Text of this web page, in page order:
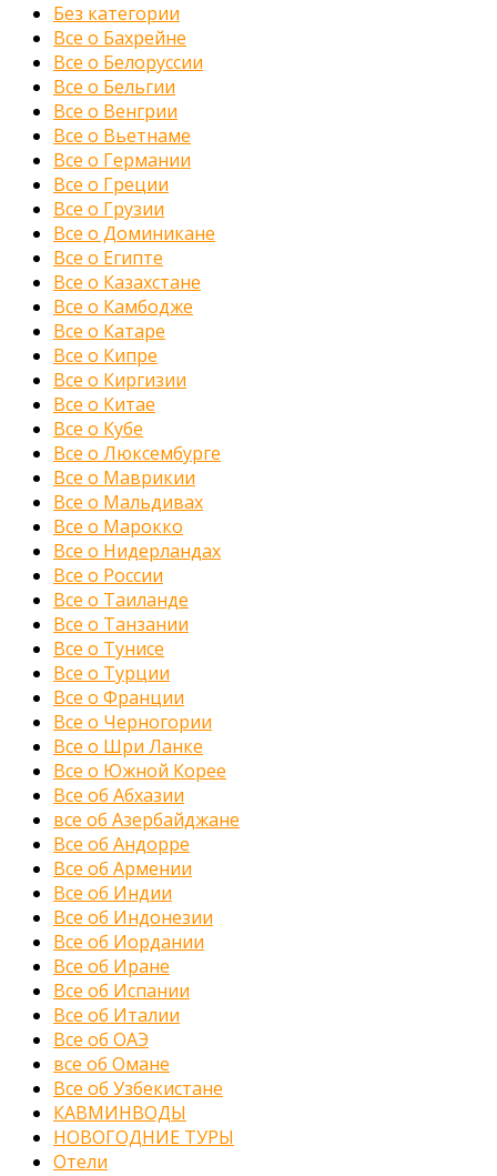
Без категории
Все о Бахрейне
Все о Белоруссии
Все о Бельгии
Все о Венгрии
Все о Вьетнаме
Все о Германии
Все о Греции
Все о Грузии
Все о Доминикане
Все о Египте
Все о Казахстане
Все о Камбодже
Все о Катаре
Все о Кипре
Все о Киргизии
Все о Китае
Все о Кубе
Все о Люксембурге
Все о Маврикии
Все о Мальдивах
Все о Марокко
Все о Нидерландах
Все о России
Все о Таиланде
Все о Танзании
Все о Тунисе
Все о Турции
Все о Франции
Все о Черногории
Все о Шри Ланке
Все о Южной Корее
Все об Абхазии
все об Азербайджане
Все об Андорре
Все об Армении
Все об Индии
Все об Индонезии
Все об Иордании
Все об Иране
Все об Испании
Все об Италии
Все об ОАЭ
все об Омане
Все об Узбекистане
КАВМИНВОДЫ
НОВОГОДНИЕ ТУРЫ
Отели